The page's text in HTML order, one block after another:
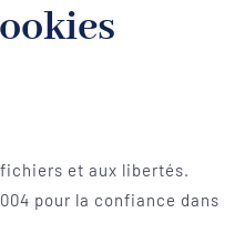
fichiers et aux libertés.
pour la confiance dans